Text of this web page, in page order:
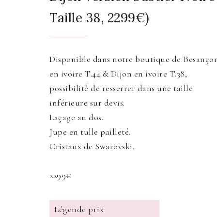
Taille 38, 2299€)
Disponible dans notre boutique de
en ivoire T.44 & Dijon en ivoire T.38,
possibilité de resserrer dans une taille
inférieure sur devis.
Laçage au dos.
Jupe en tulle pailleté.
Cristaux de Swarovski.
2299€
Légende prix